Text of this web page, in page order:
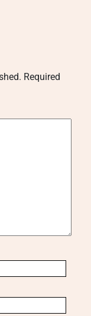
Required